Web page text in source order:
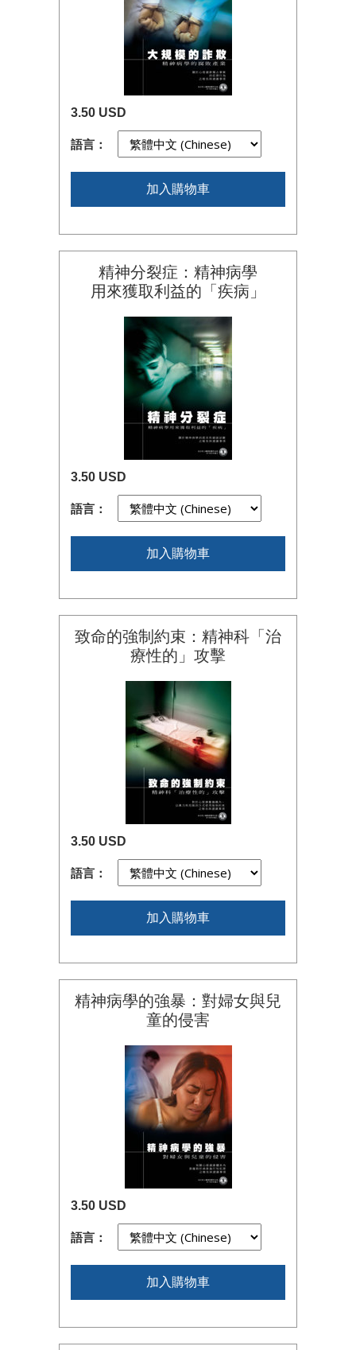
3.50 USD
語言：
加入購物車
精神分裂症：精神病學
用來獲取利益的「疾病」
3.50 USD
語言：
加入購物車
致命的強制約束：精神科「治
療性的」攻擊
3.50 USD
語言：
加入購物車
精神病學的強暴：對婦女與兒
童的侵害
3.50 USD
語言：
加入購物車